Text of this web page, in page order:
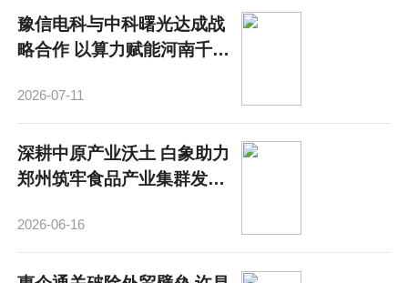
豫信电科与中科曙光达成战
略合作 以算力赋能河南千行
2026-07-11
深耕中原产业沃土 白象助力
郑州筑牢食品产业集群发展
2026-06-16